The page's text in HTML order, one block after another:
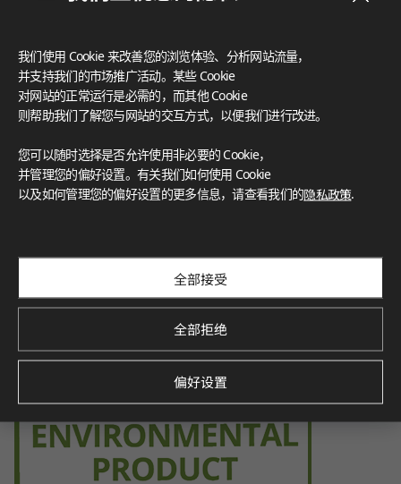
FloorScore®
Certification for indoor air quality, ensuring low emissions o
f volatile organic compounds (VOCs), contributing to a healt
hier indoor environment.
Environmental Product Declaration
Verified by SCS Global Services, this certification demonstra
我们使用 Cookie 来改善您的浏览体验、分析网站流量，
并支持我们的市场推广活动。某些 Cookie
对网站的正常运行是必需的，而其他 Cookie
则帮助我们了解您与网站的交互方式，以便我们进行改进。
您可以随时选择是否允许使用非必要的 Cookie，
并管理您的偏好设置。有关我们如何使用 Cookie
以及如何管理您的偏好设置的更多信息，请查看我们的隐私政策.
全部接受
全部拒绝
偏好设置